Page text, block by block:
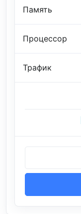
Память
Процессор
Трафик